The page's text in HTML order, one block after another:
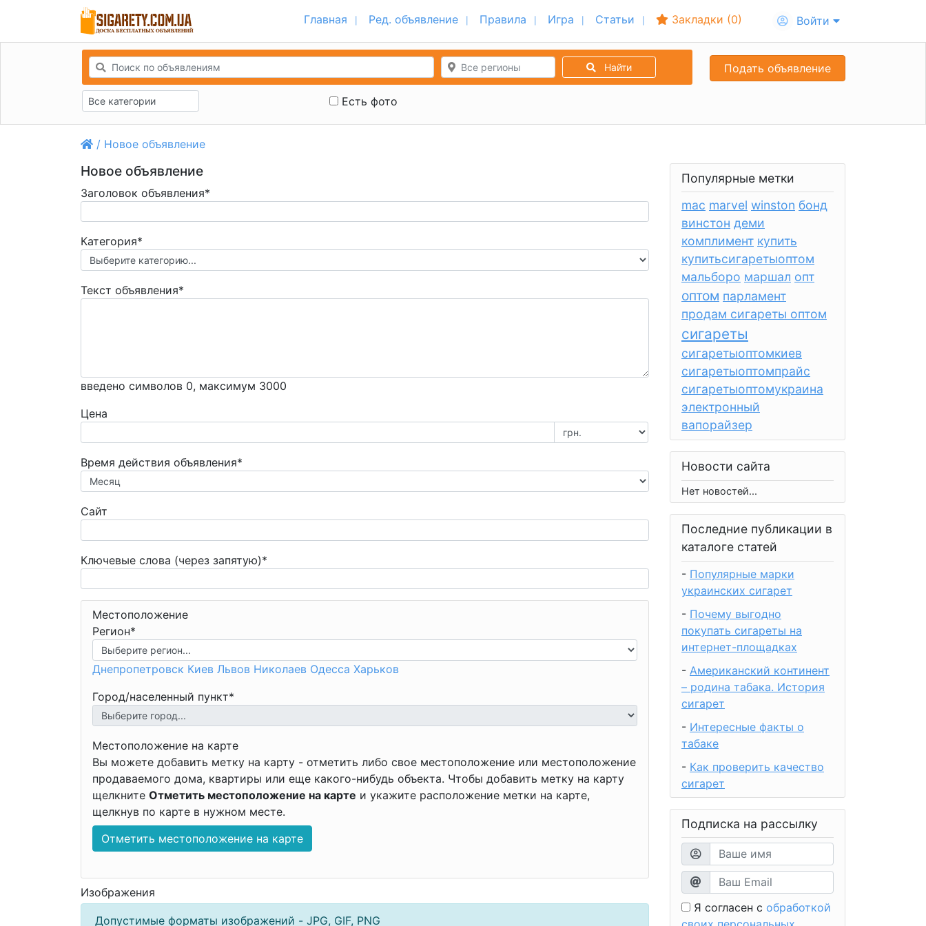
Главная Ред. объявление Правила Игра Статьи Закладки (0) Войти
Все регионы Найти
Все категории Есть фото
Подать объявление
/ Новое объявление
Новое объявление
Заголовок объявления*
Категория*
Текст объявления*
введено символов 0, максимум 3000
Цена
Время действия объявления*
Сайт
Ключевые слова (через запятую)*
Местоположение
Регион*
Днепропетровск Киев Львов Николаев Одесса Харьков
Город/населенный пункт*
Местоположение на карте
Вы можете добавить метку на карту - отметить либо свое местоположение или местоположение
продаваемого дома, квартиры или еще какого-нибудь объекта. Чтобы добавить метку на карту
щелкните Отметить местоположение на карте и укажите расположение метки на карте,
щелкнув по карте в нужном месте.
Отметить местоположение на карте
Изображения
Допустимые форматы изображений - JPG, GIF, PNG
Популярные метки
mac marvel winston бонд
винстон деми
комплимент купить
купитьсигаретыоптом
мальборо маршал опт
оптом парламент
продам сигареты оптом
сигареты
сигаретыоптомкиев
сигаретыоптомпрайс
сигаретыоптомукраина
электронный
вапорайзер
Новости сайта
Нет новостей...
Последние публикации в
каталоге статей
- Популярные марки
украинских сигарет
- Почему выгодно
покупать сигареты на
интернет-площадках
- Американский континент
– родина табака. История
сигарет
- Интересные факты о
табаке
- Как проверить качество
сигарет
Подписка на рассылку
Я согласен с обработкой